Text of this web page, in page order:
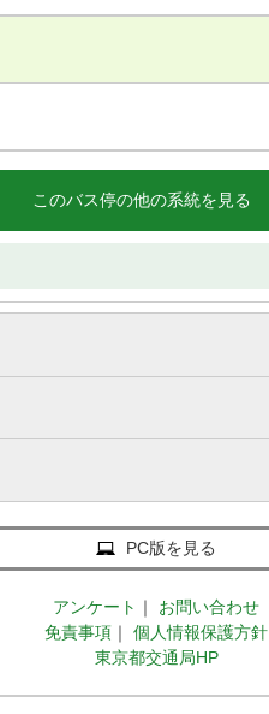
このバス停の他の系統を見る
PC版を見る
アンケート ｜
お問い合わせ
免責事項 ｜
個人情報保護方針
東京都交通局HP